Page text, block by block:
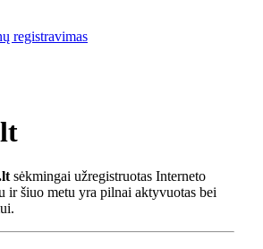
sėkmingai užregistruotas Interneto
ir šiuo metu yra pilnai aktyvuotas bei